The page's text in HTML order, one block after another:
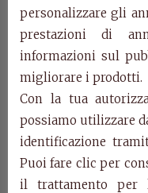
Art. 905
Art. 905
Consolle.
cm. l.131 p. 35 h. 81
personalizzare gli
prestazioni di
informazioni sul
migliorare i prodotti.
Con la tua
possiamo utilizzare
identificazione
Puoi fare clic per
il trattamento per